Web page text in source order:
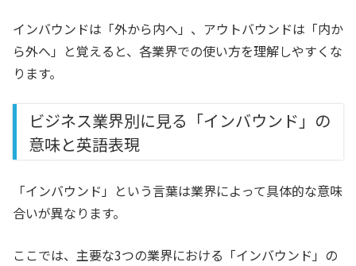
インバウンドは「外から内へ」、アウトバウンドは「内か
ら外へ」と覚えると、各業界での使い方を理解しやすくな
ります。
ビジネス業界別に見る「インバウンド」の
意味と英語表現
「インバウンド」という言葉は業界によって具体的な意味
合いが異なります。
ここでは、主要な3つの業界における「インバウンド」の